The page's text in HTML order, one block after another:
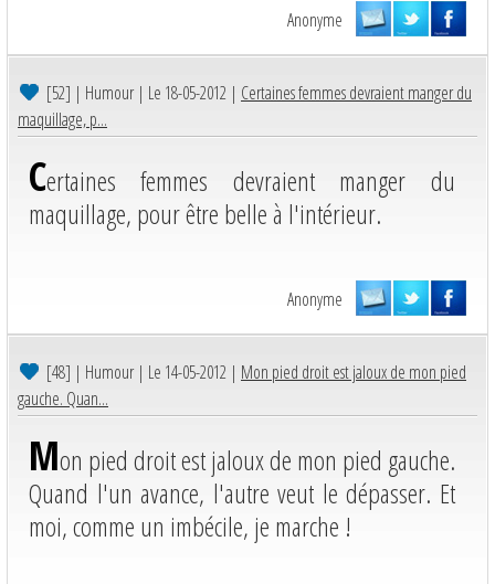
Anonyme
[52] | Humour | Le 18-05-2012 | Certaines femmes devraient manger du
maquillage, p...
Certaines femmes devraient manger du
maquillage, pour être belle à l'intérieur.
Anonyme
[48] | Humour | Le 14-05-2012 | Mon pied droit est jaloux de mon pied
gauche. Quan...
Mon pied droit est jaloux de mon pied gauche.
Quand l'un avance, l'autre veut le dépasser. Et
moi, comme un imbécile, je marche !